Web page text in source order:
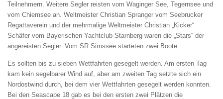
Teilnehmern. Weitere Segler reisten vom Waginger See, Tegernsee und
vom Chiemsee an. Weltmeister Christian Spranger vom Seebrucker
Regattaverein und der mehrmalige Weltmeister Christian „Kicker“
Schäfer vom Bayerischen Yachtclub Starnberg waren die „Stars“ der
angereisten Segler. Vom SR Simssee starteten zwei Boote.
Es sollten bis zu sieben Wettfahrten gesegelt werden. Am ersten Tag
kam kein segelbarer Wind auf, aber am zweiten Tag setzte sich ein
Nordostwind durch, bei dem vier Wettfahrten gesegelt werden konnten.
Bei den Seascape 18 gab es bei den ersten zwei Plätzen die